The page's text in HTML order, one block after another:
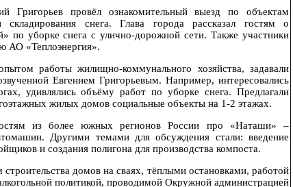
Григорьев провёл ознакомительный выезд по объектам
снега. Глава города рассказал гостям о
по уборке снега с улично-дорожной сети. Также участники
АО «Теплоэнергия».
работы жилищно-коммунального хозяйства, задавали
Евгением Григорьевым. Например, интересовались
удивлялись объёму работ по уборке снега. Предлагали
жилых домов социальные объекты на 1-2 этажах.
из более южных регионов России про «Наташи» –
Другими темами для обсуждения стали: введение
и создания полигона для производства компоста.
строительства домов на сваях, тёплыми остановками, работой
политикой, проводимой Окружной администрацией